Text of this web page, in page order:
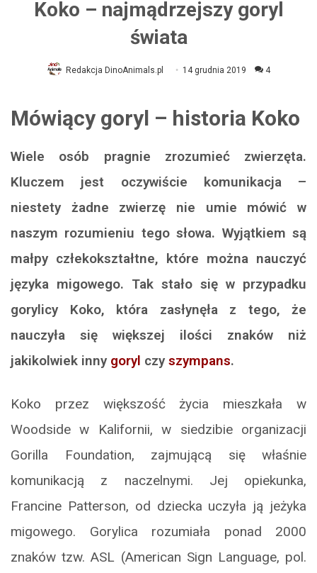
Koko – najmądrzejszy goryl
świata
Redakcja DinoAnimals.pl 14 grudnia 2019 4
Mówiący goryl – historia Koko
Wiele osób pragnie zrozumieć zwierzęta.
Kluczem jest oczywiście komunikacja –
niestety żadne zwierzę nie umie mówić w
naszym rozumieniu tego słowa. Wyjątkiem są
małpy człekokształtne, które można nauczyć
języka migowego. Tak stało się w przypadku
gorylicy Koko, która zasłynęła z tego, że
nauczyła się większej ilości znaków niż
jakikolwiek inny goryl czyszympans.
Koko przez większość życia mieszkała w
Woodside w Kalifornii, w siedzibie organizacji
Gorilla Foundation, zajmującą się właśnie
komunikacją z naczelnymi. Jej opiekunka,
Francine Patterson, od dziecka uczyła ją jeżyka
migowego. Gorylica rozumiała ponad 2000
znaków tzw. ASL (American Sign Language, pol.